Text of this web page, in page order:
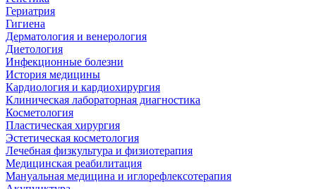
Гериатрия
Гигиена
Дерматология и венерология
Диетология
Инфекционные болезни
История медицины
Кардиология и кардиохирургия
Клиническая лабораторная диагностика
Косметология
Пластическая хирургия
Эстетическая косметология
Лечебная физкультура и физиотерапия
Медицинская реабилитация
Мануальная медицина и иглорефлексотерапия